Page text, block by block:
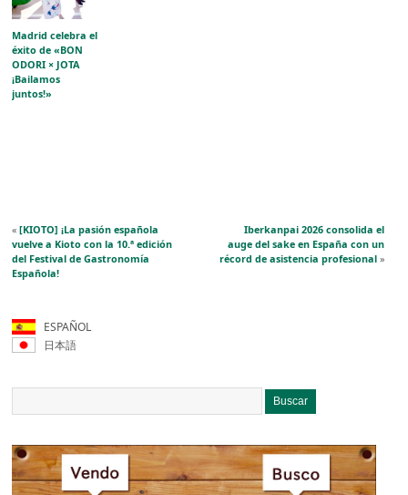
Madrid celebra el
éxito de «BON
ODORI × JOTA
¡Bailamos
juntos!»
«[KIOTO] ¡La pasión española
vuelve a Kioto con la 10.ª edición
del Festival de Gastronomía
Española!
Iberkanpai 2026 consolida el
auge del sake en España con un
récord de asistencia profesional»
ESPAÑOL
日本語